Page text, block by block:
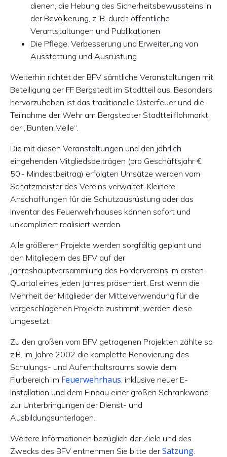
dienen, die Hebung des Sicherheitsbewussteins in
der Bevölkerung, z. B. durch öffentliche
Verantstaltungen und Publikationen
Die Pflege, Verbesserung und Erweiterung von
Ausstattung und Ausrüstung
Weiterhin richtet der BFV sämtliche Veranstaltungen mit
Beteiligung der FF Bergstedt im Stadtteil aus. Besonders
hervorzuheben ist das traditionelle Osterfeuer und die
Teilnahme der Wehr am Bergstedter Stadtteilflohmarkt,
der „Bunten Meile“.
Die mit diesen Veranstaltungen und den jährlich
eingehenden Mitgliedsbeiträgen (pro Geschäftsjahr €
50,- Mindestbeitrag) erfolgten Umsätze werden vom
Schatzmeister des Vereins verwaltet. Kleinere
Anschaffungen für die Schutzausrüstung oder das
Inventar des Feuerwehrhauses können sofort und
unkompliziert realisiert werden.
Alle größeren Projekte werden sorgfältig geplant und
den Mitgliedern des BFV auf der
Jahreshauptversammlung des Fördervereins im ersten
Quartal eines jeden Jahres präsentiert. Erst wenn die
Mehrheit der Mitglieder der Mittelverwendung für die
vorgeschlagenen Projekte zustimmt, werden diese
umgesetzt.
Zu den großen vom BFV getragenen Projekten zählte so
z.B. im Jahre 2002 die komplette Renovierung des
Schulungs- und Aufenthaltsraums sowie dem
Flurbereich im Feuerwehrhaus, inklusive neuer E-
Installation und dem Einbau einer großen Schrankwand
zur Unterbringungen der Dienst- und
Ausbildungsunterlagen.
Weitere Informationen bezüglich der Ziele und des
Zwecks des BFV entnehmen Sie bitte derSatzung.